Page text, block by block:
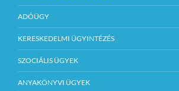
ADÓÜGY
KERESKEDELMI ÜGYINTÉZÉS
SZOCIÁLIS ÜGYEK
ANYAKÖNYVI ÜGYEK